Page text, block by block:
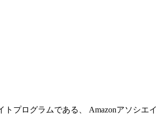
プログラムである、 Amazonアソシエイ